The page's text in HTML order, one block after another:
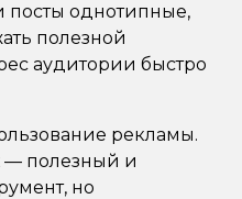
однотипные,
полезной
аудитории быстро
рекламы.
— полезный и
но